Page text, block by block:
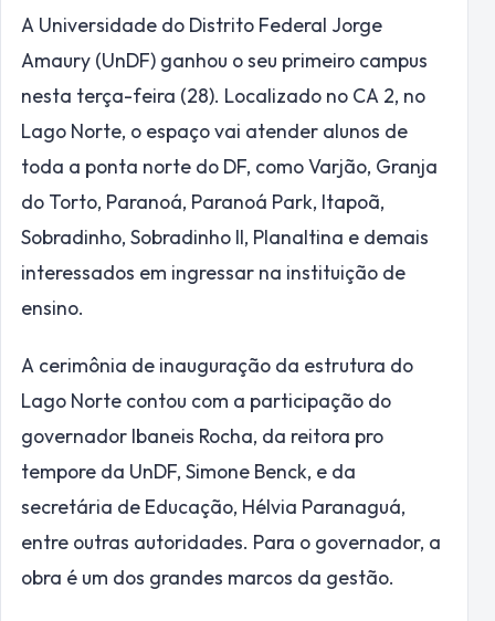
A Universidade do Distrito Federal Jorge
Amaury (UnDF) ganhou o seu primeiro campus
nesta terça-feira (28). Localizado no CA 2, no
Lago Norte, o espaço vai atender alunos de
toda a ponta norte do DF, como Varjão, Granja
do Torto, Paranoá, Paranoá Park, Itapoã,
Sobradinho, Sobradinho II, Planaltina e demais
interessados em ingressar na instituição de
ensino.
A cerimônia de inauguração da estrutura do
Lago Norte contou com a participação do
governador Ibaneis Rocha, da reitora pro
tempore da UnDF, Simone Benck, e da
secretária de Educação, Hélvia Paranaguá,
entre outras autoridades. Para o governador, a
obra é um dos grandes marcos da gestão.